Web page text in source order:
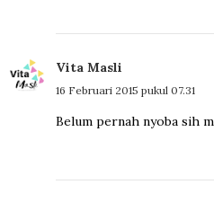
Vita Masli
16 Februari 2015 pukul 07.31
Belum pernah nyoba sih